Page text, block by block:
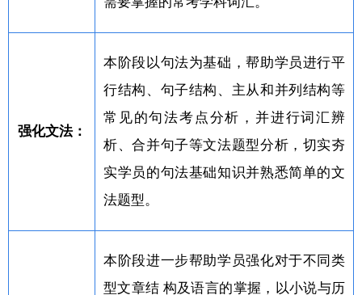
强化文法：
本阶段以句法为基础，帮助学员进行平
行结构、句子结构、主从和并列结构等
常见的句法考点分析，并进行词汇辨
析、合并句子等文法题型分析，切实夯
实学员的句法基础知识并熟悉简单的文
法题型。
本阶段进一步帮助学员强化对于不同类
型文章结 构及语言的掌握，以小说与历